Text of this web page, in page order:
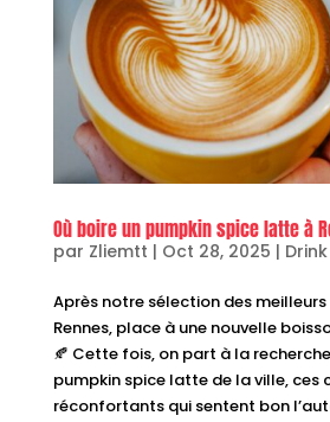
Où boire un pumpkin spice latte à
par Zliemtt | Oct 28, 2025 | Drink
Après notre sélection des
Rennes, place à une nouvelle
🍂 Cette fois, on part à la
pumpkin spice latte de la ville, ces
réconfortants qui sentent bon